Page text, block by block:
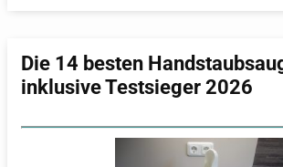
Die 14 besten
inklusive Testsieger 2026